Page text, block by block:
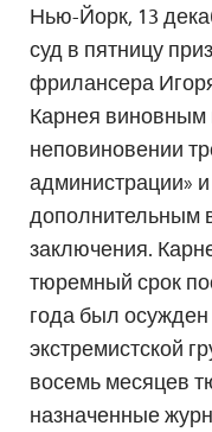
Нью-Йорк, 13
суд в пятницу
фрилансера
Карнея
неповиновении
администрации»
дополнительным
заключения.
тюремный срок
года был
экстремистской
восемь месяцев
назначенные